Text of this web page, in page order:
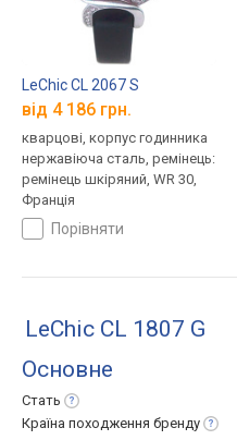
LeChic CL 2067 S
від 4 186 грн.
кварцові, корпус годинника
нержавіюча сталь, ремінець:
ремінець шкіряний, WR 30,
Франція
порівняти
LeChic CL 1807 G
Основне
Стать
Країна походження бренду